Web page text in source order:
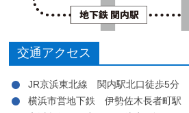
交通アクセス
JR京浜東北線 関内駅北口徒歩5分
横浜市営地下鉄 伊勢佐木長者町駅